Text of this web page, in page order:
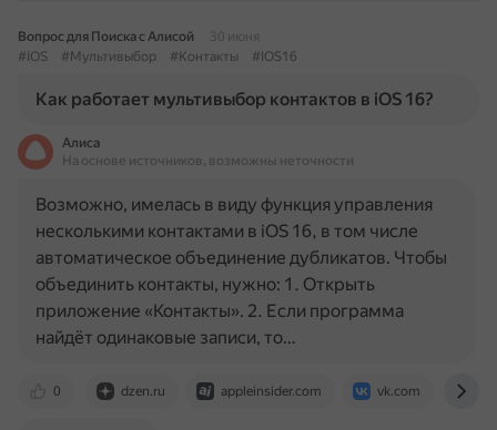
Вопрос для Поиска с Алисой
30 июня
#IOS
#Мультивыбор #Контакты #IOS16
Как работает мультивыбор контактов в iOS 16?
Алиса
На основе источников, возможны неточности
0 dzen.ru appleinsider.com vk.com
Возможно, имелась в виду функция управления
несколькими контактами в iOS 16, в том числе
автоматическое объединение дубликатов. Чтобы
объединить контакты, нужно: 1. Открыть
приложение «Контакты». 2. Если программа
найдёт одинаковые записи, то…